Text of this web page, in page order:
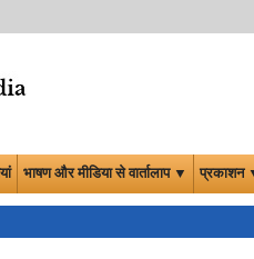
भाषण और मीडिया से वार्तालाप ▼ प्रकाशन